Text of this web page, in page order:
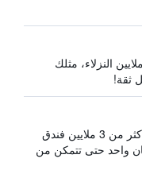
النزلاء، مثلك
ثقة!
يبحث HotelsCombined في أكثر من 3 ملايين فندق
واحد حتى تتمكن من